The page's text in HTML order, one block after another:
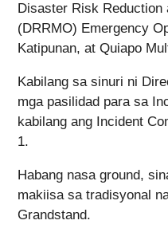
Disaster Risk Reduction
(DRRMO) Emergency
Katipunan, at Quiapo
Kabilang sa sinuri ni
mga pasilidad para sa
kabilang ang Incident
1.
Habang nasa ground,
makiisa sa tradisyonal
Grandstand.